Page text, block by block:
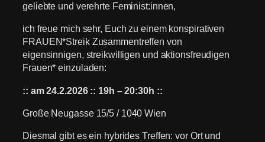
geliebte und verehrte Feminist:innen,
ich freue mich sehr, Euch zu einem konspirativen
FRAUEN*Streik Zusammentreffen von
eigensinnigen, streikwilligen und aktionsfreudigen
Frauen* einzuladen:
:: am 24.2.2026 :: 19h – 20:30h ::
Große Neugasse 15/5 / 1040 Wien
Diesmal gibt es ein hybrides Treffen: vor Ort und